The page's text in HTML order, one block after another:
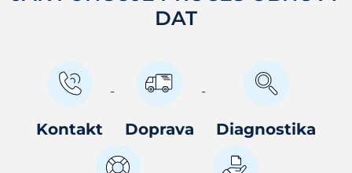
DAT
Kontakt Doprava Diagnostika